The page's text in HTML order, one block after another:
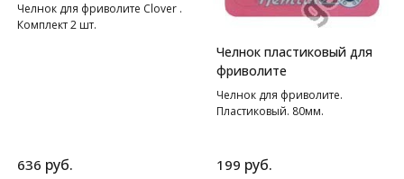
Челнок для фриволите Clover .
Комплект 2 шт.
636 руб.
Челнок пластиковый для
фриволите
Челнок для фриволите.
Пластиковый. 80мм.
199 руб.